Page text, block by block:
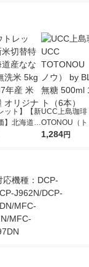
ット】【新
】北海道産
無洗米 5k
UCC上島珈琲
OTONOU（
ウ） by
1,284円
機種：DCP-
J962N/DCP-
MFC-
MFC-